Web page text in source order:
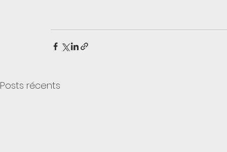
Posts récents